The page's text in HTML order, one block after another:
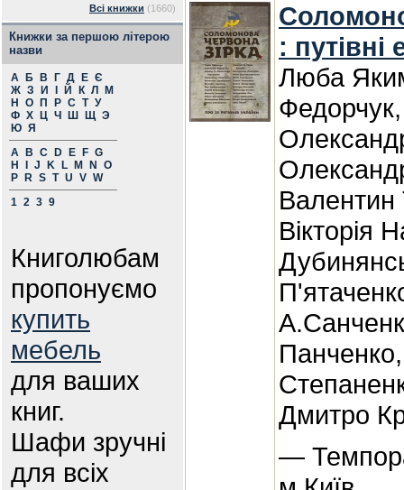
Всі книжки (1660)
Книжки за першою літерою
назви
А Б В Г Д Е Є
Ж З И Й К Л
М
Н
О П Р С Т У
Ф Х Ц Ч Ш Щ Э
Ю Я
A
B C D E F G
H
J K L M N
O
P
R S T U V W
1 2 3 9
Книголюбам
пропонуємо
купить
мебель
для ваших
книг.
Шафи зручні
для всіх
: путівні
Люба
Валентин
Вікторія
Дмитро
—